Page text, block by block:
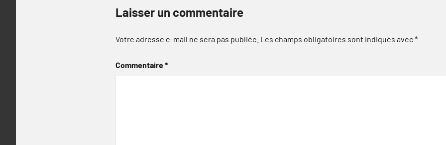
Laisser un commentaire
Votre adresse e-mail ne sera pas publiée. Les champs obligatoires sont indiqués avec*
Commentaire*